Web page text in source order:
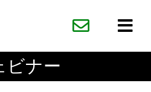
ビナー